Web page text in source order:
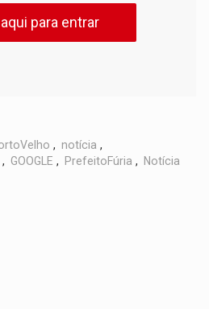
para entrar
, notícia ,
, GOOGLE , PrefeitoFúria , Notícia